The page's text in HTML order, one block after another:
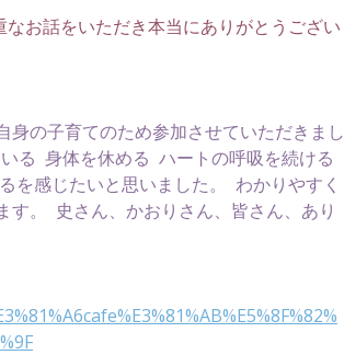
お話をいただき本当にありがとうござい
の子育てのため参加させていただきまし
る  身体を休める  ハートの呼吸を続ける
を感じたいと思いました。  わかりやすく
。  史さん、かおりさん、皆さん、あり